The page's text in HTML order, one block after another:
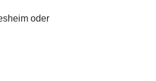
oder